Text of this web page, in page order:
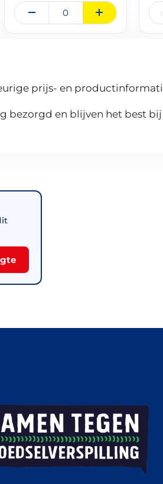
prijs- en
en blijven het best bij